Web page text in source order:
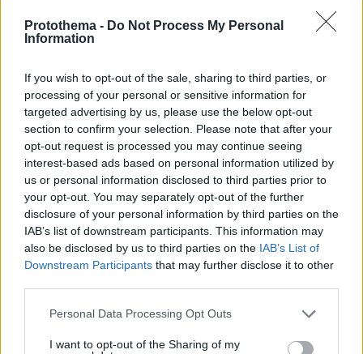
Protothema - Do Not Process My Personal
Information
If you wish to opt-out of the sale, sharing to third parties, or
processing of your personal or sensitive information for
targeted advertising by us, please use the below opt-out
section to confirm your selection. Please note that after your
opt-out request is processed you may continue seeing
interest-based ads based on personal information utilized by
us or personal information disclosed to third parties prior to
your opt-out. You may separately opt-out of the further
disclosure of your personal information by third parties on the
IAB’s list of downstream participants. This information may
also be disclosed by us to third parties on the IAB’s List of
Downstream Participants that may further disclose it to other
Please note that this website/app uses one or more Google
not limited to your visit or usage behaviour. You may click to
Personal Data Processing Opt Outs
I want to opt-out of the Sharing of my
ελικόπτερό του στο Σαρακήνικο με εκατοντάδες
λουόμενους - Παρέμβαση Εισαγγελέα